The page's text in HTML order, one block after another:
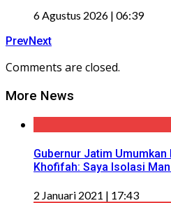
6 Agustus 2026 | 06:39
PrevNext
Comments are closed.
More News
Gubernur Jatim
Khofifah: Saya Isolasi
2 Januari 2021 | 17:43